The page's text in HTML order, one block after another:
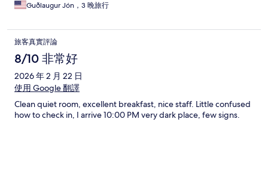
Guðlaugur Jón，3 晚旅行
旅客真實評論
8/10 非常好
2026 年 2 月 22 日
使用 Google 翻譯
Clean quiet room, excellent breakfast, nice staff. Little confused
how to check in, I arrive 10:00 PM very dark place, few signs.